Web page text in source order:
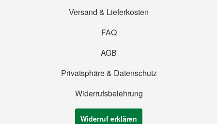
Versand & Lieferkosten
FAQ
AGB
Privatsphäre & Datenschutz
Widerrufsbelehrung
Widerruf erklären